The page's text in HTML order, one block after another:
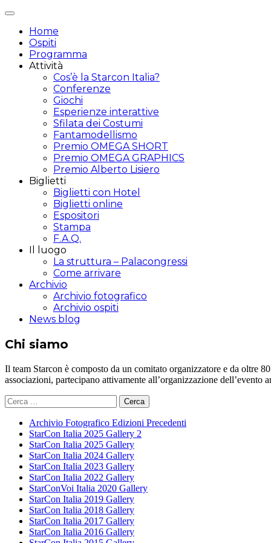
Attiva/disattiva
navigazione
Home
Ospiti
Programma
Attività
Cos’è la Starcon Italia?
Conferenze
Giochi
Esperienze interattive
Sfilata dei Costumi
Fantamodellismo
Premio OMEGA SHORT
Premio OMEGA GRAPHICS
Premio Alberto Lisiero
Biglietti
Biglietti con Hotel
Biglietti online
Espositori
Stampa
F.A.Q.
Il luogo
La struttura – Palacongressi
Come arrivare
Archivio
Archivio fotografico
Archivio ospiti
News blog
Chi siamo
Il team Starcon è composto da un comitato organizzatore e da oltre
associazioni, partecipano attivamente all’organizzazione
Ricerca
per:
Archivio Fotografico Edizioni Precedenti
StarCon Italia 2025 Gallery 2
StarCon Italia 2025 Gallery
StarCon Italia 2024 Gallery
StarCon Italia 2023 Gallery
StarCon Italia 2022 Gallery
StarConVoi Italia 2020 Gallery
StarCon Italia 2019 Gallery
StarCon Italia 2018 Gallery
StarCon Italia 2017 Gallery
StarCon Italia 2016 Gallery